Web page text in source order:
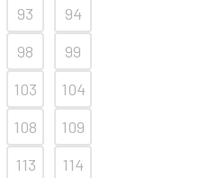
93
94
98
99
103
104
108
109
113
114